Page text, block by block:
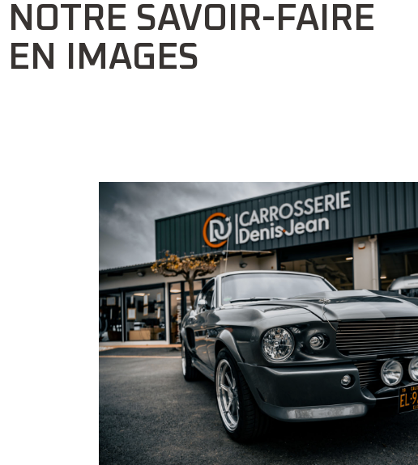
NOTRE SAVOIR-FAIRE
EN IMAGES